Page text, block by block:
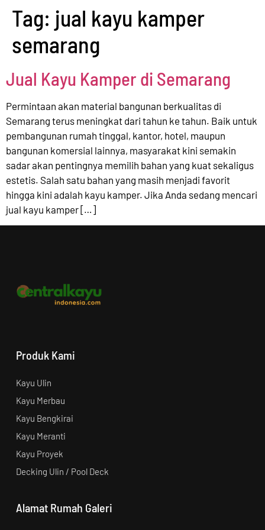
Tag: jual kayu kamper
semarang
Jual Kayu Kamper di Semarang
Permintaan akan material bangunan berkualitas di
Semarang terus meningkat dari tahun ke tahun. Baik untuk
pembangunan rumah tinggal, kantor, hotel, maupun
bangunan komersial lainnya, masyarakat kini semakin
sadar akan pentingnya memilih bahan yang kuat sekaligus
estetis. Salah satu bahan yang masih menjadi favorit
hingga kini adalah kayu kamper. Jika Anda sedang mencari
jual kayu kamper […]
Produk Kami
Kayu Ulin
Kayu Merbau
Kayu Bengkirai
Kayu Meranti
Kayu Proyek
Decking Ulin / Pool Deck
Alamat Rumah Galeri